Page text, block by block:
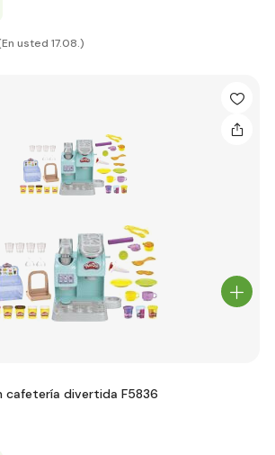
usted 17.08.)
cafetería divertida F5836